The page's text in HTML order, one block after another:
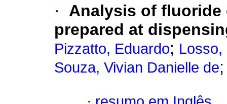
·
Analysis of
prepared at
Pizzatto, Eduardo; Losso,
Souza, Vivian Danielle de